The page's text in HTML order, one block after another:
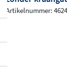
Artikelnummer: